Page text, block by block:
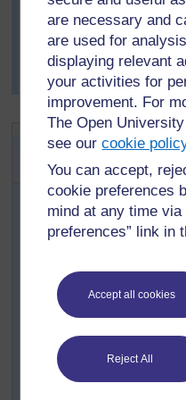
are necessary and
are used for
displaying relevant
your activities for
improvement. For
The Open
see ourcookie
You can accept,
cookie preferences
mind at any time via
preferences” link in
Accept all cookies
Reject All
Plus tard, tous les
leur demande de les
autre dans la classe.
données collectées
cours.
Activité 1 :
classe
Avant de commencer,
un pointage (voir la
pensent que cette
les anniversaires.
bonne méthode pour
mois dans l’année.
classe, en demandant à
son mois de naissance
élève enregistre